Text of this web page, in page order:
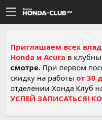
Приглашаем всех
Honda и Acura в
смотре. При первом
скидку на работы от 30
отделении Хонда Клуб
УСПЕЙ ЗАПИСАТЬСЯ!